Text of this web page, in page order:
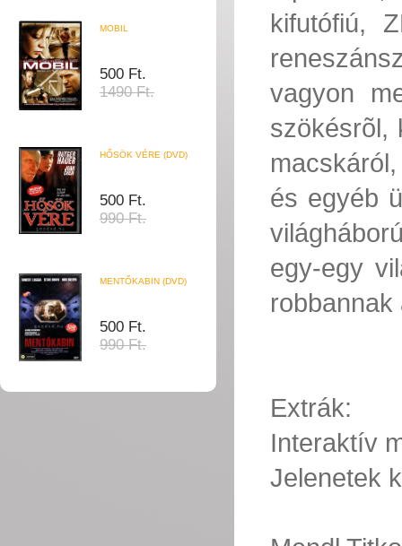
MOBIL
500 Ft.
1490 Ft.
HŐSÖK VÉRE (DVD)
500 Ft.
990 Ft.
MENTŐKABIN (DVD)
500 Ft.
990 Ft.
kifutófiú,
vagyon
szökésrõl,
és egyéb
egy-egy
Extrák:
Interaktív
Jelenetek